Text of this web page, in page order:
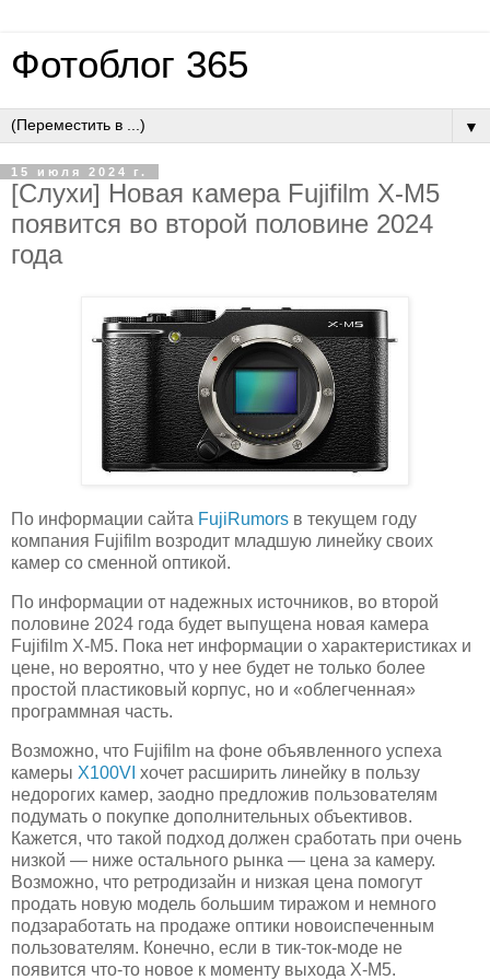
Фотоблог 365
▼
15 июля 2024 г.
[Слухи] Новая камера Fujifilm X-M5
появится во второй половине 2024
года
По информации сайта FujiRumors в текущем году
компания Fujifilm возродит младшую линейку своих
камер со сменной оптикой.
По информации от надежных источников, во второй
половине 2024 года будет выпущена новая камера
Fujifilm X-M5. Пока нет информации о характеристиках и
цене, но вероятно, что у нее будет не только более
простой пластиковый корпус, но и «облегченная»
программная часть.
Возможно, что Fujifilm на фоне объявленного успеха
камеры X100VI хочет расширить линейку в пользу
недорогих камер, заодно предложив пользователям
подумать о покупке дополнительных объективов.
Кажется, что такой подход должен сработать при очень
низкой — ниже остального рынка — цена за камеру.
Возможно, что ретродизайн и низкая цена помогут
продать новую модель большим тиражом и немного
подзаработать на продаже оптики новоиспеченным
пользователям. Конечно, если в тик-ток-моде не
появится что-то новое к моменту выхода X-M5.